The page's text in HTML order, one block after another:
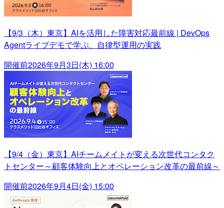
【9/3（木）東京】AIを活用した障害対応最前線 | DevOps
Agentライブデモで学ぶ、自律型運用の実践
開催前2026年9月3日(木) 16:00
【9/4（金）東京】AIチームメイトが変える次世代コンタク
トセンター～顧客体験向上とオペレーション改革の最前線～
開催前2026年9月4日(金) 15:00